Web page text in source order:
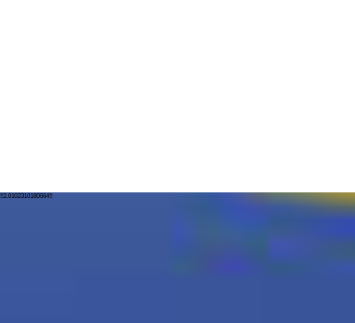
!!2.0102310180664!!